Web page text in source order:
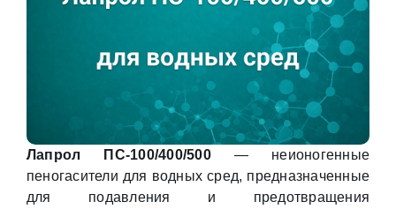
Лапрол ПС-100/400/500— неионогенные
пеногасители для водных сред, предназначенные
для подавления и предотвращения